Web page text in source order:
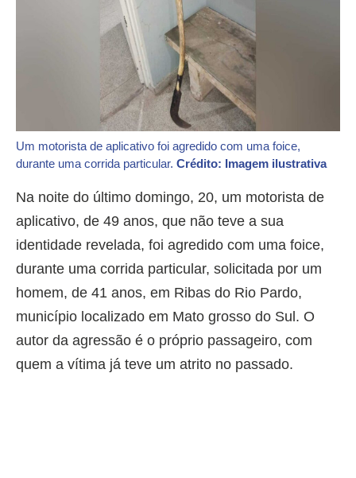
Um motorista de aplicativo foi agredido com uma foice,
durante uma corrida particular. Crédito: Imagem ilustrativa
Na noite do último domingo, 20, um motorista de
aplicativo, de 49 anos, que não teve a sua
identidade revelada, foi agredido com uma foice,
durante uma corrida particular, solicitada por um
homem, de 41 anos, em Ribas do Rio Pardo,
município localizado em Mato grosso do Sul. O
autor da agressão é o próprio passageiro, com
quem a vítima já teve um atrito no passado.